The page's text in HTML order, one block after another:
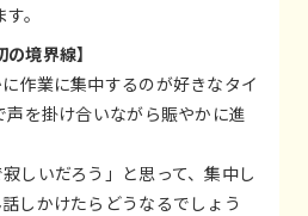
。
境界線】
作業に集中するのが好きなタイ
を掛け合いながら賑やかに進
しいだろう」と思って、集中し
しかけたらどうなるでしょう